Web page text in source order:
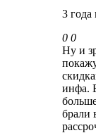
3 года
0 0
Ну и
инфа.
брали